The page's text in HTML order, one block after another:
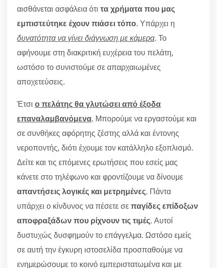
αισθάνεται ασφάλεια ότι τα χρήματα που μας
εμπιστεύτηκε έχουν πιάσει τόπο. Υπάρχει η
δυνατότητα να γίνει διάγνωση με κάμερα. Το
αφήνουμε στη διακριτική ευχέρεια του πελάτη,
ωστόσο το συνιστούμε σε απαρχαιωμένες
αποχετεύσεις.
Έτσι ο πελάτης θα γλυτώσει από έξοδα
επαναλαμβανόμενα. Μπορούμε να εργαστούμε και
σε συνθήκες αφόρητης ζέστης αλλά και έντονης
νεροποντής, διότι έχουμε τον κατάλληλο εξοπλισμό.
Δείτε και τις επόμενες ερωτήσεις που εσείς μας
κάνετε στο τηλέφωνο και φροντίζουμε να δίνουμε
απαντήσεις λογικές και μετρημένες. Πάντα
υπάρχει ο κίνδυνος να πέσετε σεπαγίδες επίδοξων
αποφραξάδων που ρίχνουν τις τιμές. Αυτοί
δυστυχώς δυσφημούν το επάγγελμα. Ωστόσο εμείς
σε αυτή την έγκυρη ιστοσελίδα προσπαθούμε να
ενημερώσουμε το κοινό εμπεριστατωμένα και με